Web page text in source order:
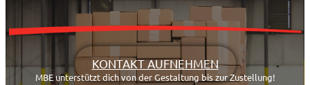
KONTAKT AUFNEHMEN
MBE unterstützt dich von der Gestaltung bis zur Zustellung!